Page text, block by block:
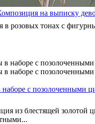
на выписку
в розовых тонах с
с позолоченными
из блестящей золотой